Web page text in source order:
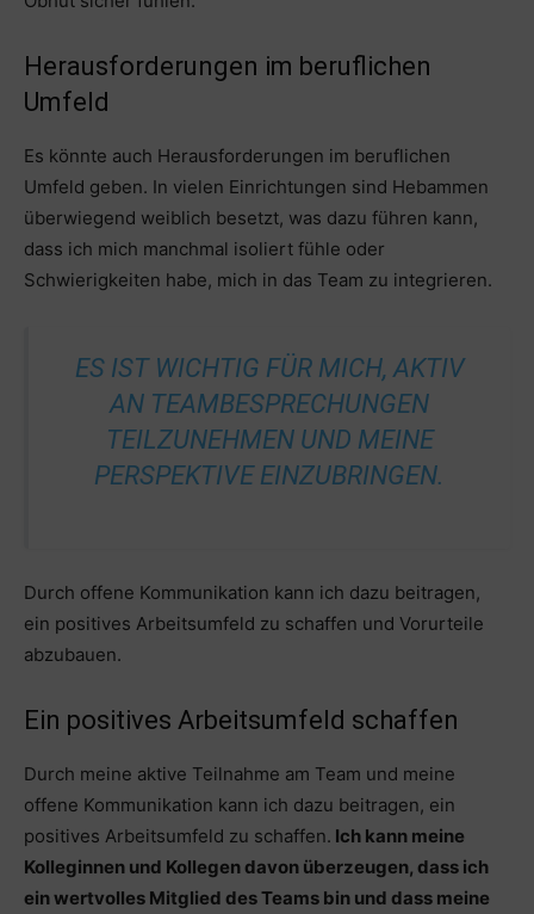
Herausforderungen im beruflichen
Umfeld
Es könnte auch Herausforderungen im beruflichen
Umfeld geben. In vielen Einrichtungen sind Hebammen
überwiegend weiblich besetzt, was dazu führen kann,
dass ich mich manchmal isoliert fühle oder
Schwierigkeiten habe, mich in das Team zu integrieren.
ES IST WICHTIG FÜR MICH, AKTIV
AN TEAMBESPRECHUNGEN
TEILZUNEHMEN UND MEINE
PERSPEKTIVE EINZUBRINGEN.
Durch offene Kommunikation kann ich dazu beitragen,
ein positives Arbeitsumfeld zu schaffen und Vorurteile
abzubauen.
Ein positives Arbeitsumfeld schaffen
Durch meine aktive Teilnahme am Team und meine
offene Kommunikation kann ich dazu beitragen, ein
positives Arbeitsumfeld zu schaffen. Ich kann meine
Kolleginnen und Kollegen davon überzeugen, dass ich
ein wertvolles Mitglied des Teams bin und dass meine